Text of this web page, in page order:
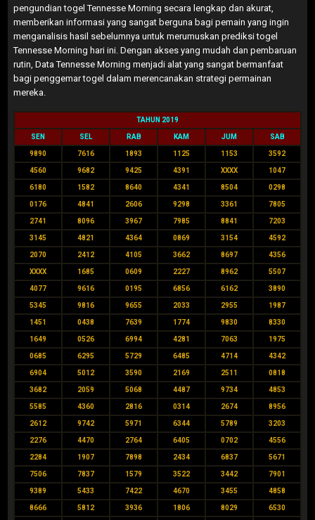
pengundian togel Tennesse Morning secara lengkap dan akurat,
memberikan informasi yang sangat berguna bagi pemain yang ingin
menganalisis hasil sebelumnya untuk merumuskan prediksi togel
Tennesse Morning hari ini. Dengan akses yang mudah dan pembaruan
rutin, Data Tennesse Morning menjadi alat yang sangat bermanfaat
bagi penggemar togel dalam merencanakan strategi permainan
mereka.
TAHUN 2019
SEN SEL RAB KAM JUM SAB
9890 7616 1893 1125 1153 3592
4560 9682 9425 4391 XXXX 1047
6180 1582 8640 4341 8504 0298
0176 4841 2606 9298 3361 7805
2741 8096 3967 7985 8841 7203
3145 4821 4364 0869 3154 4592
2070 2412 4105 3662 8697 4356
XXXX 1685 0609 2227 8962 5507
4077 9616 0195 6856 6162 3890
5345 9816 9655 2033 2955 1987
1451 0438 7639 1774 9830 8330
1649 0526 6994 4281 7063 1975
0685 6295 5729 6485 4714 4342
6904 5012 3590 2169 2511 0818
3682 2059 5068 4487 9734 4853
5585 4360 2816 0314 2674 8956
2612 9742 5971 6344 5789 3203
2276 4470 2764 6405 0702 4556
2284 1907 7898 2434 6837 5671
7506 7837 1579 3522 3442 7901
9389 5433 7422 4670 3455 4858
8666 5812 3936 1806 8029 6530